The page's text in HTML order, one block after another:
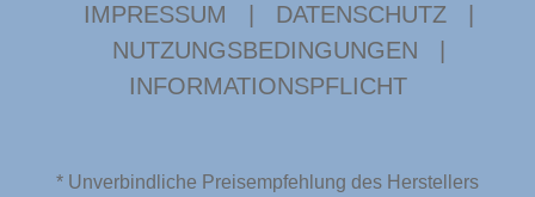
IMPRESSUM DATENSCHUTZ
NUTZUNGSBEDINGUNGEN
INFORMATIONSPFLICHT
* Unverbindliche Preisempfehlung des Herstellers